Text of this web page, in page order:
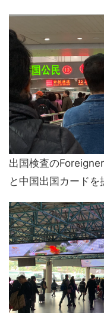
出国検査の
と中国出国カードを